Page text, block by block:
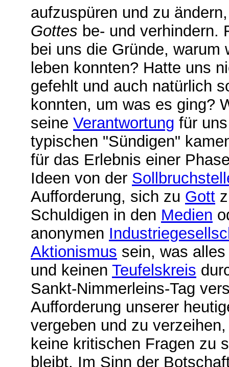
aufzuspüren und zu
Gottes be- und verhindern.
bei uns die Gründe,
leben konnten? Hatte uns
gefehlt und auch natürlich
konnten, um was es ging?
seine Verantwortung für
typischen "Sündigen"
für das Erlebnis einer
Ideen von der
Aufforderung, sich zu Gott
Schuldigen in den Medien
anonymen
Aktionismus sein, was
und keinen Teufelskreis
Sankt-Nimmerleins-Tag
Aufforderung unserer
vergeben und zu
keine kritischen Fragen zu
bleibt. Im Sinn der